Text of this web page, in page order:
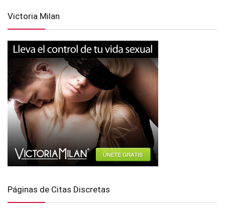
Victoria Milan
Páginas de Citas Discretas